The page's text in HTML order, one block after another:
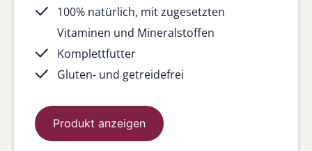
100% natürlich, mit zugesetzten
Vitaminen und Mineralstoffen
Komplettfutter
Gluten- und getreidefrei
Produkt anzeigen